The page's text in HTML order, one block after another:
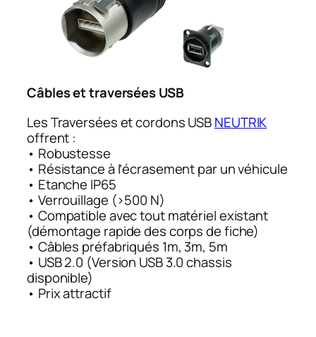
Câbles et traversées USB
Les Traversées et cordons USBNEUTRIK
offrent :
• Robustesse
• Résistance à l’écrasement par un véhicule
• Etanche IP65
• Verrouillage (>500 N)
• Compatible avec tout matériel existant
(démontage rapide des corps de fiche)
• Câbles préfabriqués 1m, 3m, 5m
• USB 2.0 (Version USB 3.0 chassis
disponible)
• Prix attractif